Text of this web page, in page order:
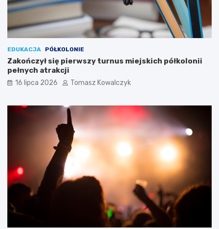
EDUKACJA PÓŁKOLONIE
Zakończył się pierwszy turnus miejskich półkolonii
pełnych atrakcji
16 lipca 2026 Tomasz Kowalczyk